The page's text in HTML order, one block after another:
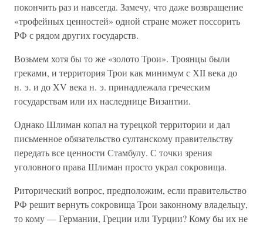
покончить раз и навсегда. Замечу, что даже возвращение
«трофейных ценностей» одной стране может поссорить
РФ с рядом других государств.
Возьмем хотя бы то же «золото Трои». Троянцы были
греками, и территория Трои как минимум с ХII века до
н. э. и до XV века н. э. принадлежала греческим
государствам или их наследнице Византии.
Однако Шлиман копал на турецкой территории и дал
письменное обязательство султанскому правительству
передать все ценности Стамбулу. С точки зрения
уголовного права Шлиман просто украл сокровища.
Риторический вопрос, предположим, если правительство
РФ решит вернуть сокровища Трои законному владельцу,
то кому — Германии, Греции или Турции? Кому бы их не